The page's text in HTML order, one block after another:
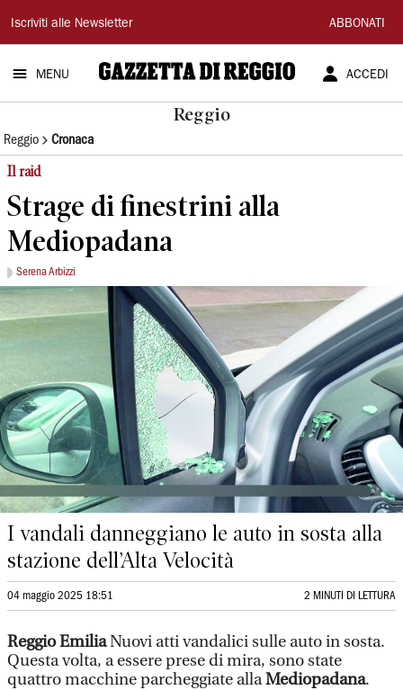
Gazzetta
di
Reggio
Iscriviti alle Newsletter ABBONATI
MENU ACCEDI
Reggio
Reggio Cronaca
Il raid
Strage di finestrini alla
Mediopadana
Serena Arbizzi
I vandali danneggiano le auto in sosta alla
stazione dell’Alta Velocità
04 maggio 2025 18:51 2 MINUTI DI LETTURA
Reggio EmiliaNuovi atti vandalici sulle auto in sosta.
Questa volta, a essere prese di mira, sono state
quattro macchine parcheggiate allaMediopadana.